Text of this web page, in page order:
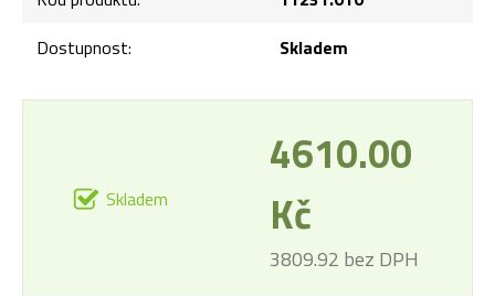
Dostupnost:
Skladem
Skladem
4610.00
Kč
3809.92 bez DPH